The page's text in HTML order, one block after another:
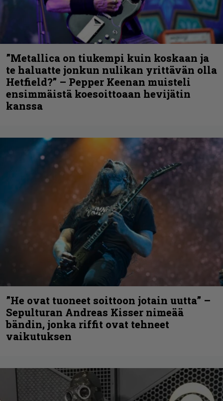
”Metallica on tiukempi kuin koskaan ja
te haluatte jonkun nulikan yrittävän olla
Hetfield?” – Pepper Keenan muisteli
ensimmäistä koesoittoaan hevijätin
kanssa
”He ovat tuoneet soittoon jotain uutta” –
Sepulturan Andreas Kisser nimeää
bändin, jonka riffit ovat tehneet
vaikutuksen